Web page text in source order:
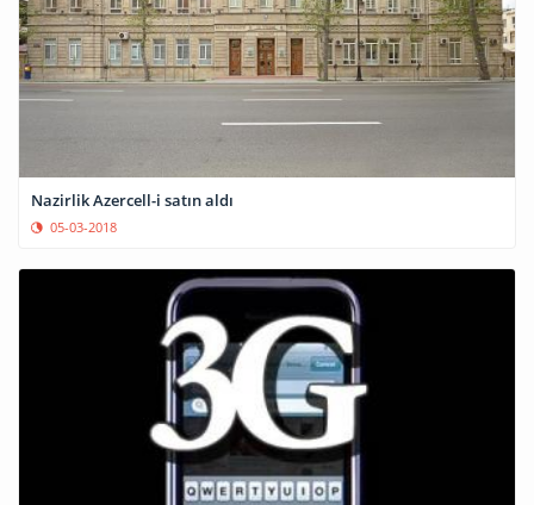
Nazirlik Azercell-i satın aldı
05-03-2018